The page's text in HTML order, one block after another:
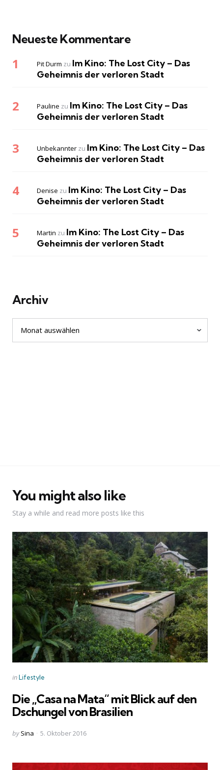
Neueste Kommentare
Pit Durm zu Im Kino: The Lost City – Das
Geheimnis der verloren Stadt
Pauline zu Im Kino: The Lost City – Das
Geheimnis der verloren Stadt
Unbekannter zu Im Kino: The Lost City – Das
Geheimnis der verloren Stadt
Denise zu Im Kino: The Lost City – Das
Geheimnis der verloren Stadt
Martin zu Im Kino: The Lost City – Das
Geheimnis der verloren Stadt
Archiv
You might also like
Stay a while and read more posts like this
Categories
Posted
inLifestyle
Die „Casa na Mata“ mit Blick auf den
Dschungel von Brasilien
Posted
by Sina 5. Oktober 2016